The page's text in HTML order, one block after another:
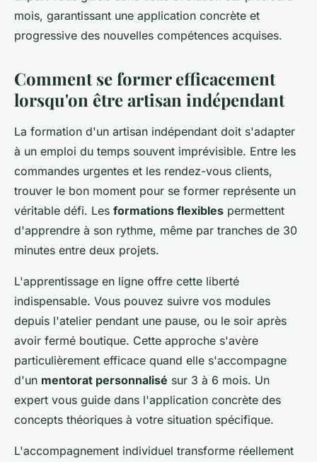
mois, garantissant une application concrète et
progressive des nouvelles compétences acquises.
Comment se former efficacement
lorsqu'on être artisan indépendant
La formation d'un artisan indépendant doit s'adapter
à un emploi du temps souvent imprévisible. Entre les
commandes urgentes et les rendez-vous clients,
trouver le bon moment pour se former représente un
véritable défi. Les formations flexibles permettent
d'apprendre à son rythme, même par tranches de 30
minutes entre deux projets.
L'apprentissage en ligne offre cette liberté
indispensable. Vous pouvez suivre vos modules
depuis l'atelier pendant une pause, ou le soir après
avoir fermé boutique. Cette approche s'avère
particulièrement efficace quand elle s'accompagne
d'un mentorat personnalisé sur 3 à 6 mois. Un
expert vous guide dans l'application concrète des
concepts théoriques à votre situation spécifique.
L'accompagnement individuel transforme réellement